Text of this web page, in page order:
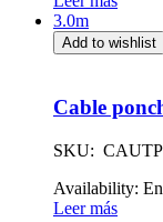
3.0m
Add to wishlist
Cable
SKU:
Availability:
Leer más